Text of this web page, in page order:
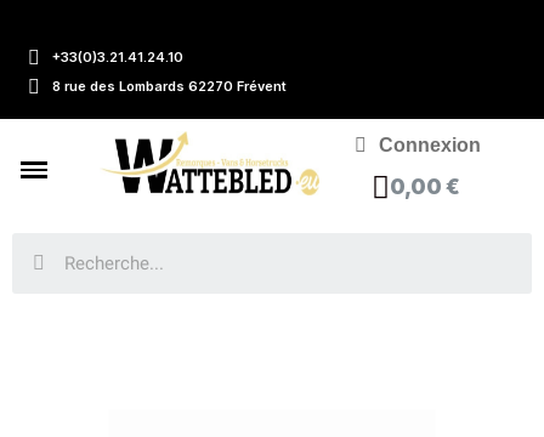
+33(0)3.21.41.24.10
8 rue des Lombards 62270 Frévent
Connexion
0,00 €